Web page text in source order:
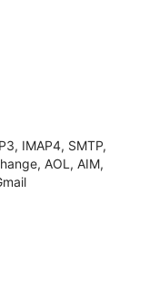
IMAP4, SMTP,
AOL, AIM,